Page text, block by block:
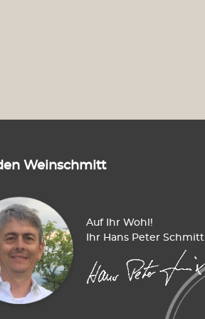
Weinschmitt
Auf Ihr Wohl!
Ihr Hans Peter Schmitt